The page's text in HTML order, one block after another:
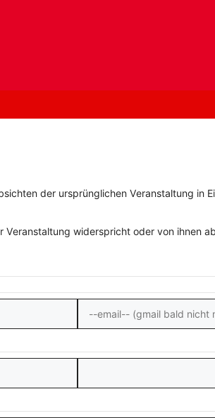
der ursprünglichen Veranstaltung in
widerspricht oder von ihnen